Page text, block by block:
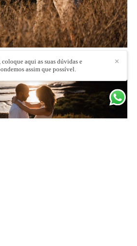
✕
coloque aqui as suas dúvidas e
assim que possível.